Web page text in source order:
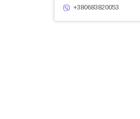
+380683820053